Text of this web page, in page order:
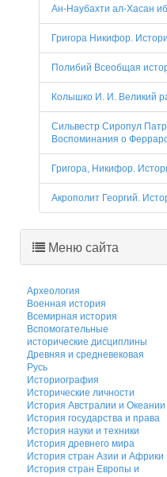
Ан-Наубахти ал-Хасан
Григора Никифор.
Полибий Всеобщая
Колышко И. И. Великий
Сильвестр Сиропул
Воспоминания о
Григора, Никифор.
Акрополит Георгий.
Меню сайта
Археология
Военная история
Всемирная история
Вспомогательные
исторические дисциплины
Древняя и средневековая
Русь
Историография
Исторические личности
История Австралии и Океании
История государства и права
История науки и техники
История древнего мира
История стран Азии и Африки
История стран Европы и